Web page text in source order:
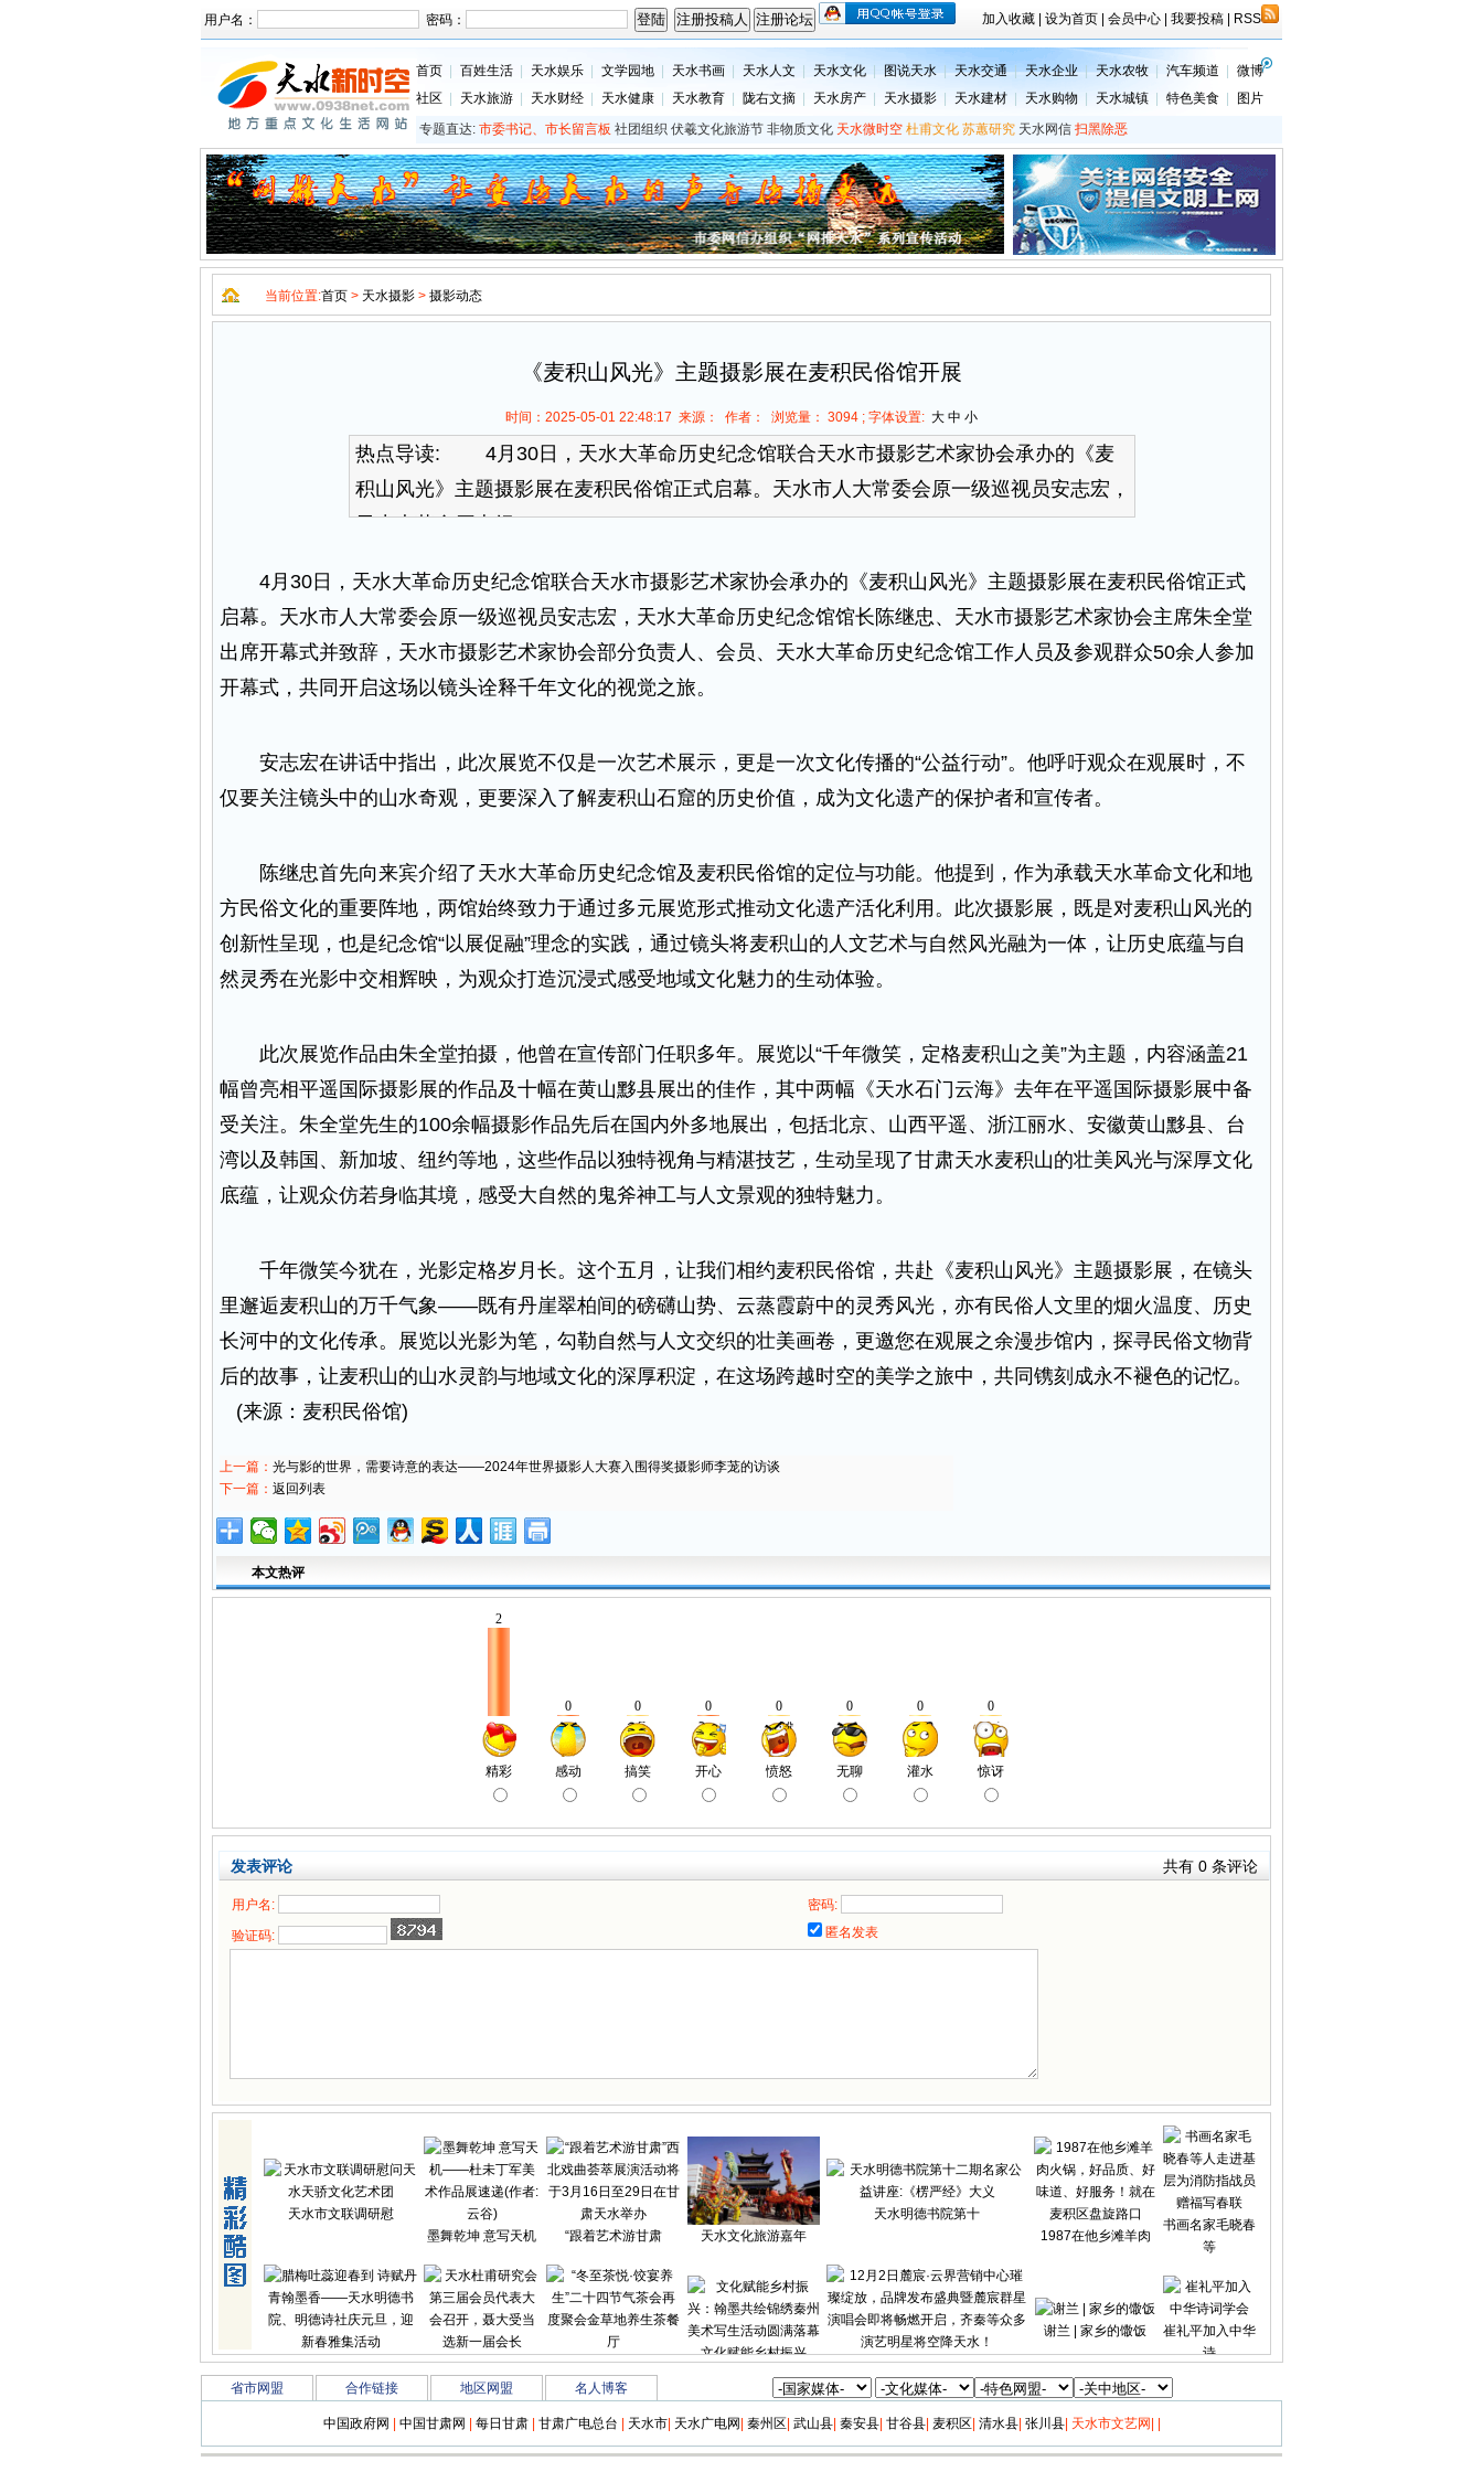
用户名： 密码： 加入收藏 设为首页 会员中心 我要投稿 RSS
首页 百姓生活 天水娱乐 文学园地 天水书画 天水人文 天水文化 图说天水 | 天水交通 | 天水企业 | 天水农牧 汽车频道
微博
社区
天水旅游 天水财经 天水健康 天水教育 陇右文摘 天水房产 天水摄影 天水建材 天水购物 天水城镇 特色美食
图片
专题直达: 市委书记、市长留言板 社团组织 伏羲文化旅游节 非物质文化 天水微时空 杜甫文化 苏蕙研究 天水网信 扫黑除恶
当前位置:首页 > 天水摄影 > 摄影动态
《麦积山风光》主题摄影展在麦积民俗馆开展
时间：2025-05-01 22:48:17 来源： 作者： 浏览量： 3094 ; 字体设置: 大 中 小
热点导读:
4月30日，天水大革命历史纪念馆联合天水市摄影艺术家协会承办的《麦
积山风光》主题摄影展在麦积民俗馆正式启幕。天水市人大常委会原一级巡视员安志宏，
天水大革命历史纪
4月30日，天水大革命历史纪念馆联合天水市摄影艺术家协会承办的《麦积山风光》主题摄影展在麦积民俗馆正式
启幕。天水市人大常委会原一级巡视员安志宏，天水大革命历史纪念馆馆长陈继忠、天水市摄影艺术家协会主席朱全堂
出席开幕式并致辞，天水市摄影艺术家协会部分负责人、会员、天水大革命历史纪念馆工作人员及参观群众50余人参加
开幕式，共同开启这场以镜头诠释千年文化的视觉之旅。
安志宏在讲话中指出，此次展览不仅是一次艺术展示，更是一次文化传播的“公益行动”。他呼吁观众在观展时，不
仅要关注镜头中的山水奇观，更要深入了解麦积山石窟的历史价值，成为文化遗产的保护者和宣传者。
陈继忠首先向来宾介绍了天水大革命历史纪念馆及麦积民俗馆的定位与功能。他提到，作为承载天水革命文化和地
方民俗文化的重要阵地，两馆始终致力于通过多元展览形式推动文化遗产活化利用。此次摄影展，既是对麦积山风光的
创新性呈现，也是纪念馆“以展促融”理念的实践，通过镜头将麦积山的人文艺术与自然风光融为一体，让历史底蕴与自
然灵秀在光影中交相辉映，为观众打造沉浸式感受地域文化魅力的生动体验。
此次展览作品由朱全堂拍摄，他曾在宣传部门任职多年。展览以“千年微笑，定格麦积山之美”为主题，内容涵盖21
幅曾亮相平遥国际摄影展的作品及十幅在黄山黟县展出的佳作，其中两幅《天水石门云海》去年在平遥国际摄影展中备
受关注。朱全堂先生的100余幅摄影作品先后在国内外多地展出，包括北京、山西平遥、浙江丽水、安徽黄山黟县、台
湾以及韩国、新加坡、纽约等地，这些作品以独特视角与精湛技艺，生动呈现了甘肃天水麦积山的壮美风光与深厚文化
底蕴，让观众仿若身临其境，感受大自然的鬼斧神工与人文景观的独特魅力。
千年微笑今犹在，光影定格岁月长。这个五月，让我们相约麦积民俗馆，共赴《麦积山风光》主题摄影展，在镜头
里邂逅麦积山的万千气象——既有丹崖翠柏间的磅礴山势、云蒸霞蔚中的灵秀风光，亦有民俗人文里的烟火温度、历史
长河中的文化传承。展览以光影为笔，勾勒自然与人文交织的壮美画卷，更邀您在观展之余漫步馆内，探寻民俗文物背
后的故事，让麦积山的山水灵韵与地域文化的深厚积淀，在这场跨越时空的美学之旅中，共同镌刻成永不褪色的记忆。
(来源：麦积民俗馆)
上一篇： 光与影的世界，需要诗意的表达——2024年世界摄影人大赛入围得奖摄影师李茏的访谈
下一篇： 返回列表
本文热评
发表评论 共有 0 条评论
用户名:
密码:
验证码:
匿名发表
天水市文联调研慰
墨舞乾坤 意写天机
“跟着艺术游甘肃 天水文化旅游嘉年
天水明德书院第十
1987在他乡滩羊肉
书画名家毛晓春
等
腊梅吐蕊迎春到 诗 天水杜甫研究会第 “冬至茶悦·饺宴
文化赋能乡村振兴
12月2日麓宸·云界
谢兰 | 家乡的馓饭
崔礼平加入中华
诗
省市网盟 合作链接 地区网盟 名人博客
中国政府网 中国甘肃网 每日甘肃| 甘肃广电总台 天水市| 天水广电网 秦州区 武山县| 秦安县| 甘谷县| 麦积区 清水县| 张川县| 天水市文艺网